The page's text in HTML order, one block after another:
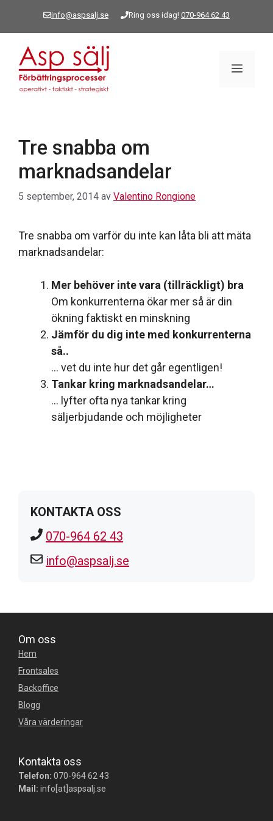
info@aspsalj.se Ring oss idag! 070-964 62 43
Meny
Tre snabba om
marknadsandelar
5 september, 2014 av Valentino Rongione
Tre snabba om varför du inte kan låta bli att mäta
marknadsandelar:
Mer behöver inte vara (tillräckligt) bra
Om konkurrenterna ökar mer så är din
ökning faktiskt en minskning
Jämför du dig inte med konkurrenterna
så..
… vet du inte hur det går egentligen!
Tankar kring marknadsandelar…
… lyfter ofta nya tankar kring
säljerbjudande och möjligheter
KONTAKTA OSS
070-964 62 43
info@aspsalj.se
Om oss
Hem
Frontsales
Backoffice
Blogg
Våra värderingar
Kontakta oss
Telefon: 070-964 62 43
Mail: info[at]aspsalj.se